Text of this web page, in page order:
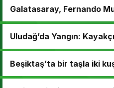
Galatasaray, Fernando
Uludağ’da Yangın:
Beşiktaş’ta bir taşla iki